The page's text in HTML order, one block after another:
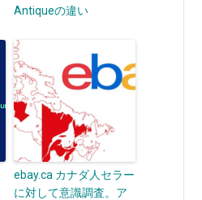
Antiqueの違い
ebay.ca カナダ人セラー
に対して意識調査。ア